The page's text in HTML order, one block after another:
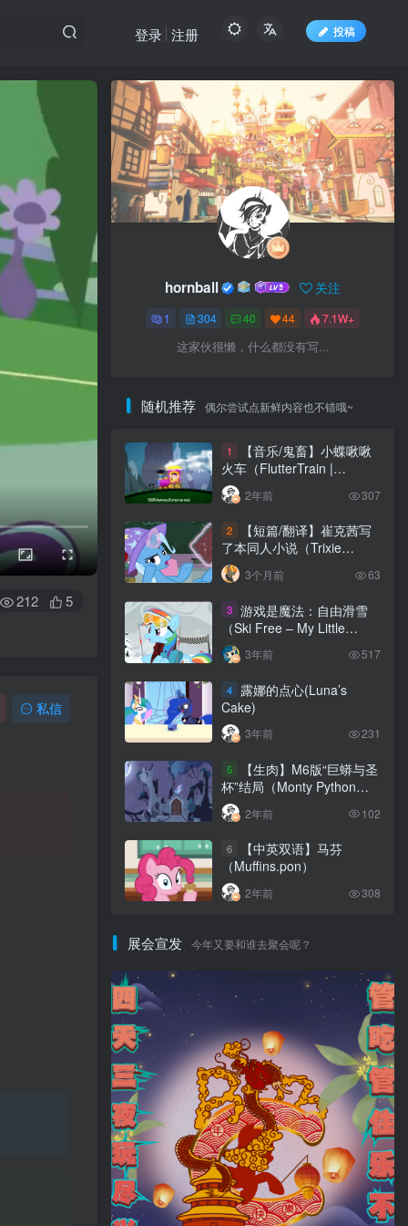
投稿
登录 注册
212 5
私信
hornball 关注
1 304 40 44 7.1W+
这家伙很懒，什么都没有写...
随机推荐 偶尔尝试点新鲜内容也不错哦~
1
【音乐/鬼畜】小蝶啾啾
火车（FlutterTrain |
Fluttershy likes Trains）
2年前 307
2
【短篇/翻译】崔克茜写
了本同人小说（Trixie
Writes A Fanfic）
3个月前 63
3 游戏是魔法：自由滑雪
（Ski Free – My Little
Classics, Gaming is
Magic）
3年前 517
4
露娜的点心(Luna’s
Cake)
3年前 231
5
【生肉】M6版“巨蟒与圣
杯”结局（Monty Python
and the Elements of
Harmony ）
2年前 102
6
【中英双语】马芬
（Muffins.pon）
2年前 308
展会宣发 今年又要和谁去聚会呢？